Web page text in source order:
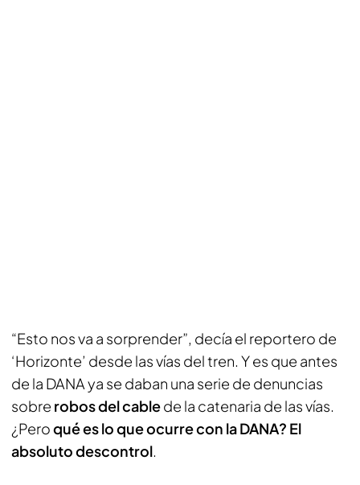
“Esto nos va a sorprender”, decía el reportero de
‘Horizonte’ desde las vías del tren. Y es que antes
de la DANA ya se daban una serie de denuncias
sobre robos del cablede la catenaria de las vías.
¿Peroqué es lo que ocurre con la DANA? El
absoluto descontrol.